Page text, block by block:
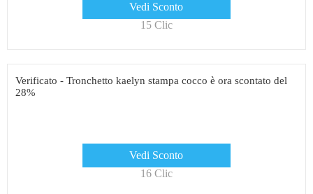
Vedi Sconto
15 Clic
Verificato - Tronchetto kaelyn stampa cocco è ora scontato del
28%
Vedi Sconto
16 Clic